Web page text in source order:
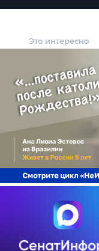
Это интересно